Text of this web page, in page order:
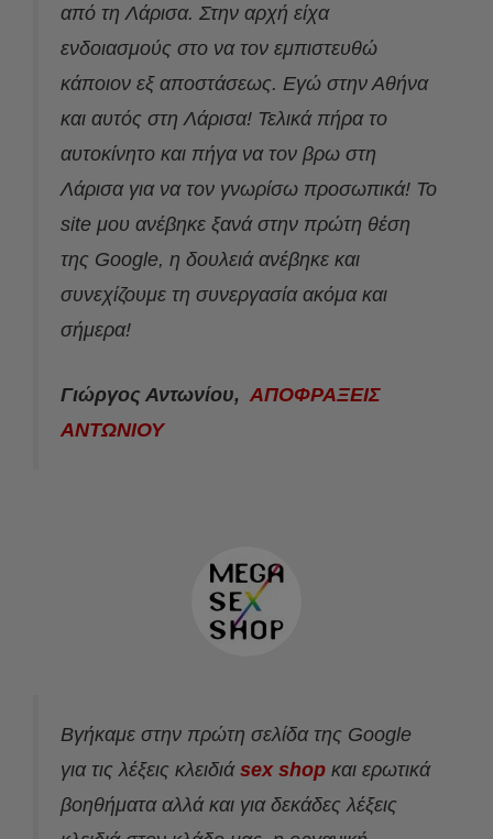
από τη Λάρισα. Στην αρχή είχα
ενδοιασμούς στο να τον εμπιστευθώ
κάποιον εξ αποστάσεως. Εγώ στην Αθήνα
και αυτός στη Λάρισα! Τελικά πήρα το
αυτοκίνητο και πήγα να τον βρω στη
Λάρισα για να τον γνωρίσω προσωπικά! Το
site μου ανέβηκε ξανά στην πρώτη θέση
της Google, η δουλειά ανέβηκε και
συνεχίζουμε τη συνεργασία ακόμα και
σήμερα!
Γιώργος Αντωνίου, ΑΠΟΦΡΑΞΕΙΣ
ΑΝΤΩΝΙΟΥ
Βγήκαμε στην πρώτη σελίδα της Google
για τις λέξεις κλειδιά sex shop και ερωτικά
βοηθήματα αλλά και για δεκάδες λέξεις